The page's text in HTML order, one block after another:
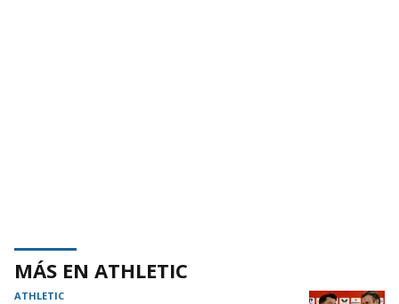
MÁS EN ATHLETIC
ATHLETIC